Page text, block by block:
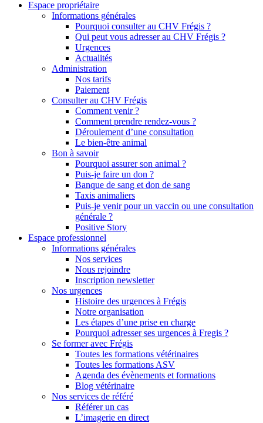
Espace propriétaire
Informations générales
Pourquoi consulter au CHV Frégis ?
Qui peut vous adresser au CHV Frégis ?
Urgences
Actualités
Administration
Nos tarifs
Paiement
Consulter au CHV Frégis
Comment venir ?
Comment prendre rendez-vous ?
Déroulement d’une consultation
Le bien-être animal
Bon à savoir
Pourquoi assurer son animal ?
Puis-je faire un don ?
Banque de sang et don de sang
Taxis animaliers
Puis-je venir pour un vaccin ou une consultation
générale ?
Positive Story
Espace professionnel
Informations générales
Nos services
Nous rejoindre
Inscription newsletter
Nos urgences
Histoire des urgences à Frégis
Notre organisation
Les étapes d’une prise en charge
Pourquoi adresser ses urgences à Fregis ?
Se former avec Frégis
Toutes les formations vétérinaires
Toutes les formations ASV
Agenda des évènements et formations
Blog vétérinaire
Nos services de référé
Référer un cas
L’imagerie en direct